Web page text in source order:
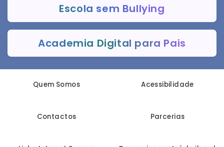
Escola sem Bullying
Academia Digital para Pais
Quem Somos Acessibilidade
Contactos Parcerias